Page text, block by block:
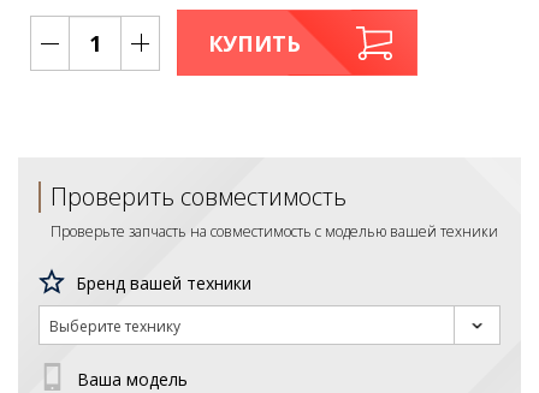
КУПИТЬ
Проверить совместимость
Проверьте запчасть на совместимость с моделью вашей техники
Бренд вашей техники
Выберите технику
Ваша модель